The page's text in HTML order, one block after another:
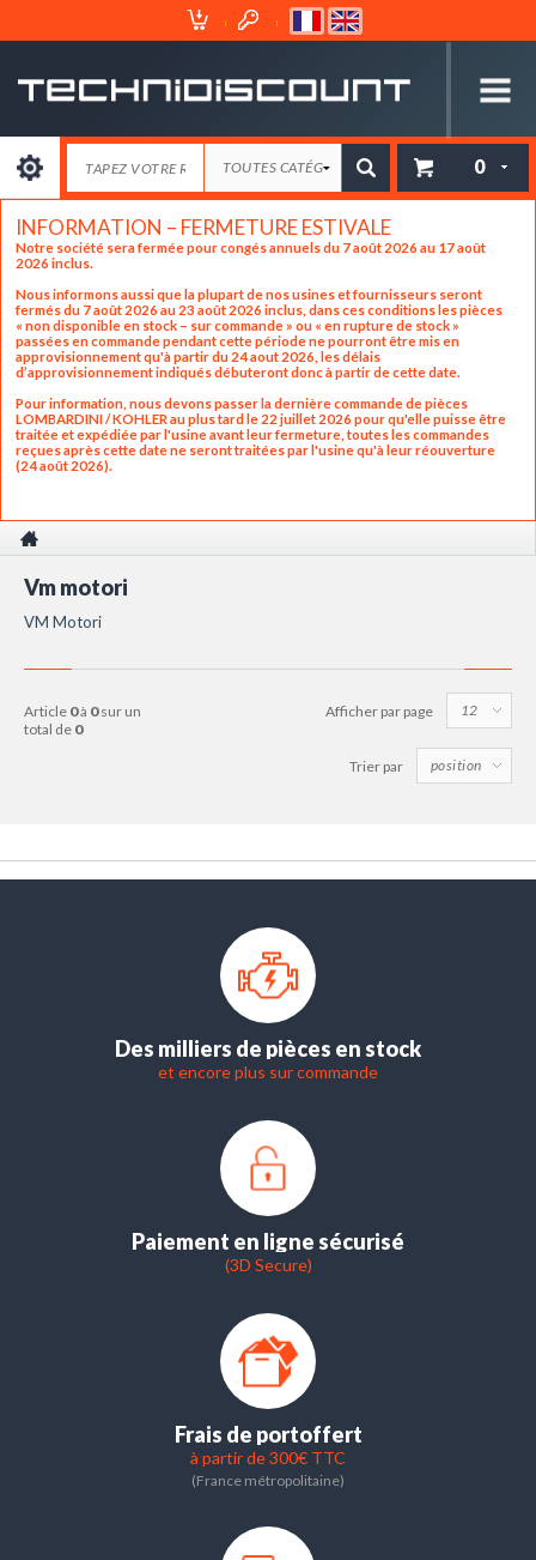
Mon
Espace
0
INFORMATION – FERMETURE ESTIVALE
Notre société sera fermée pour congés annuels du 7 août 2026 au 17 août
2026 inclus.
Nous informons aussi que la plupart de nos usines et fournisseurs seront
fermés du 7 août 2026 au 23 août 2026 inclus, dans ces conditions les pièces
« non disponible en stock – sur commande » ou « en rupture de stock »
passées en commande pendant cette période ne pourront être mis en
approvisionnement qu'à partir du 24 aout 2026, les délais
d’approvisionnement indiqués débuteront donc à partir de cette date.
Pour information, nous devons passer la dernière commande de pièces
LOMBARDINI / KOHLER au plus tard le 22 juillet 2026 pour qu'elle puisse être
traitée et expédiée par l'usine avant leur fermeture, toutes les commandes
reçues après cette date ne seront traitées par l'usine qu'à leur réouverture
(24 août 2026).
Vm motori
VM Motori
article 0à 0sur un
total de 0
Afficher par page
Trier par
Des milliers de pièces en stock
et encore plus sur commande
Paiement en ligne sécurisé
(3D Secure)
Frais de portoffert
à partir de 300€ TTC
(France métropolitaine)